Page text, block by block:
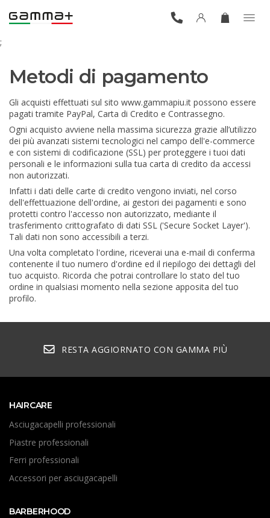
;
Metodi di pagamento
Gli acquisti effettuati sul sito www.gammapiu.it possono essere
pagati tramite PayPal, Carta di Credito e Contrassegno.
Ogni acquisto avviene nella massima sicurezza grazie all’utilizzo
dei più avanzati sistemi tecnologici nel campo dell'e-commerce
e con sistemi di codificazione (SSL) per proteggere i tuoi dati
personali e le informazioni sulla tua carta di credito da accessi
non autorizzati.
Infatti i dati delle carte di credito vengono inviati, nel corso
dell'effettuazione dell'ordine, ai gestori dei pagamenti e sono
protetti contro l'accesso non autorizzato, mediante il
trasferimento crittografato di dati SSL ('Secure Socket Layer').
Tali dati non sono accessibili a terzi.
Una volta completato l'ordine, riceverai una e-mail di conferma
contenente il tuo numero d'ordine ed il riepilogo dei dettagli del
tuo acquisto. Ricorda che potrai controllare lo stato del tuo
ordine in qualsiasi momento nella sezione apposita del tuo
profilo.
RESTA AGGIORNATO CON GAMMA PIÙ
HAIRCARE
Asciugacapelli professionali
Piastre professionali
Ferri professionali
Accessori per asciugacapelli
BARBERHOOD